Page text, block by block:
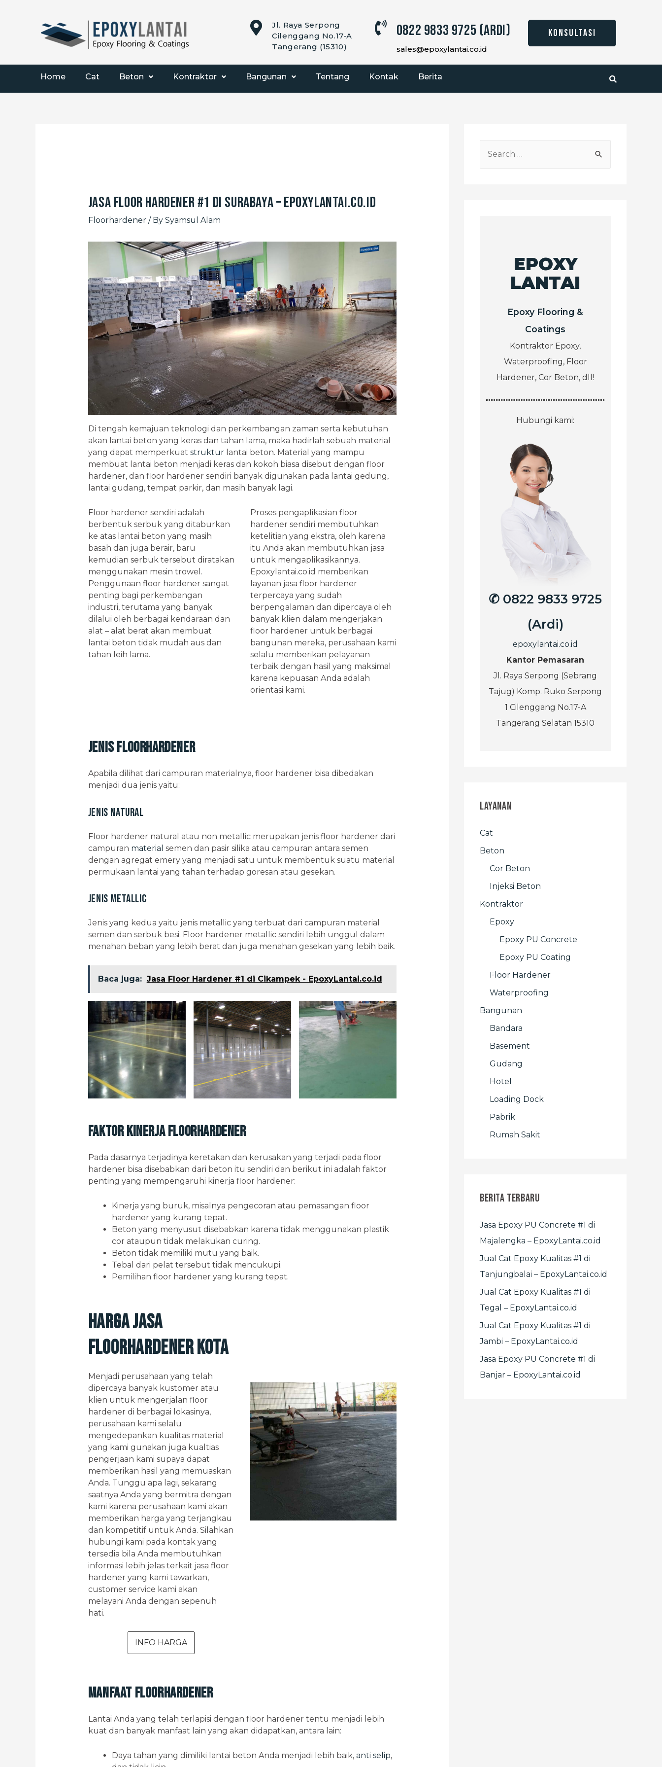
Jl. Raya Serpong
Cilenggang No.17-A
Tangerang (15310)
0822 9833 9725 (Ardi)
sales@epoxylantai.co.id
KONSULTASI
Home Cat Beton Kontraktor Bangunan Tentang Kontak Berita
Jasa Floor Hardener #1 di Surabaya – EpoxyLantai.co.id
Floorhardener/ By Syamsul Alam
Di tengah kemajuan teknologi dan perkembangan zaman serta kebutuhan
akan lantai beton yang keras dan tahan lama, maka hadirlah sebuah material
yang dapat memperkuat strukturlantai beton. Material yang mampu
membuat lantai beton menjadi keras dan kokoh biasa disebut dengan floor
hardener, dan floor hardener sendiri banyak digunakan pada lantai gedung,
lantai gudang, tempat parkir, dan masih banyak lagi.
Floor hardener sendiri adalah
berbentuk serbuk yang ditaburkan
ke atas lantai beton yang masih
basah dan juga berair, baru
kemudian serbuk tersebut diratakan
menggunakan mesin trowel.
Penggunaan floor hardener sangat
penting bagi perkembangan
industri, terutama yang banyak
dilalui oleh berbagai kendaraan dan
alat – alat berat akan membuat
lantai beton tidak mudah aus dan
tahan leih lama.
Proses pengaplikasian floor
hardener sendiri membutuhkan
ketelitian yang ekstra, oleh karena
itu Anda akan membutuhkan jasa
untuk mengaplikasikannya.
Epoxylantai.co.id memberikan
layanan jasa floor hardener
terpercaya yang sudah
berpengalaman dan dipercaya oleh
banyak klien dalam mengerjakan
floor hardener untuk berbagai
bangunan mereka, perusahaan kami
selalu memberikan pelayanan
terbaik dengan hasil yang maksimal
karena kepuasan Anda adalah
orientasi kami.
Jenis Floorhardener
Apabila dilihat dari campuran materialnya, floor hardener bisa dibedakan
menjadi dua jenis yaitu:
Jenis Natural
Floor hardener natural atau non metallic merupakan jenis floor hardener dari
campuran material semen dan pasir silika atau campuran antara semen
dengan agregat emery yang menjadi satu untuk membentuk suatu material
permukaan lantai yang tahan terhadap goresan atau gesekan.
Jenis Metallic
Jenis yang kedua yaitu jenis metallic yang terbuat dari campuran material
semen dan serbuk besi. Floor hardener metallic sendiri lebih unggul dalam
menahan beban yang lebih berat dan juga menahan gesekan yang lebih baik.
Baca juga: Jasa Floor Hardener #1 di Cikampek - EpoxyLantai.co.id
Faktor Kinerja Floorhardener
Pada dasarnya terjadinya keretakan dan kerusakan yang terjadi pada floor
hardener bisa disebabkan dari beton itu sendiri dan berikut ini adalah faktor
penting yang mempengaruhi kinerja floor hardener:
Kinerja yang buruk, misalnya pengecoran atau pemasangan floor
hardener yang kurang tepat.
Beton yang menyusut disebabkan karena tidak menggunakan plastik
cor ataupun tidak melakukan curing.
Beton tidak memiliki mutu yang baik.
Tebal dari pelat tersebut tidak mencukupi.
Pemilihan floor hardener yang kurang tepat.
Harga Jasa
Floorhardener kota
Menjadi perusahaan yang telah
dipercaya banyak kustomer atau
klien untuk mengerjalan floor
hardener di berbagai lokasinya,
perusahaan kami selalu
mengedepankan kualitas material
yang kami gunakan juga kualtias
pengerjaan kami supaya dapat
memberikan hasil yang memuaskan
Anda. Tunggu apa lagi, sekarang
saatnya Anda yang bermitra dengan
kami karena perusahaan kami akan
memberikan harga yang terjangkau
dan kompetitif untuk Anda. Silahkan
hubungi kami pada kontak yang
tersedia bila Anda membutuhkan
informasi lebih jelas terkait jasa floor
hardener yang kami tawarkan,
customer service kami akan
melayani Anda dengan sepenuh
hati.
INFO HARGA
Manfaat Floorhardener
Lantai Anda yang telah terlapisi dengan floor hardener tentu menjadi lebih
kuat dan banyak manfaat lain yang akan didapatkan, antara lain:
Daya tahan yang dimiliki lantai beton Anda menjadi lebih baik, anti selip,
EPOXY
LANTAI
Epoxy Flooring &
Coatings
Kontraktor Epoxy,
Waterproofing, Floor
Hardener, Cor Beton, dll!
Hubungi kami:
✆ 0822 9833 9725
(Ardi)
epoxylantai.co.id
Kantor Pemasaran
Jl. Raya Serpong (Sebrang
Tajug) Komp. Ruko Serpong
1 Cilenggang No.17-A
Tangerang Selatan 15310
Layanan
Cat
Beton
Cor Beton
Injeksi Beton
Kontraktor
Epoxy
Epoxy PU Concrete
Epoxy PU Coating
Floor Hardener
Waterproofing
Bangunan
Bandara
Basement
Gudang
Hotel
Loading Dock
Pabrik
Rumah Sakit
Berita Terbaru
Jasa Epoxy PU Concrete #1 di
Majalengka – EpoxyLantai.co.id
Jual Cat Epoxy Kualitas #1 di
Tanjungbalai – EpoxyLantai.co.id
Jual Cat Epoxy Kualitas #1 di
Tegal – EpoxyLantai.co.id
Jual Cat Epoxy Kualitas #1 di
Jambi – EpoxyLantai.co.id
Jasa Epoxy PU Concrete #1 di
Banjar – EpoxyLantai.co.id